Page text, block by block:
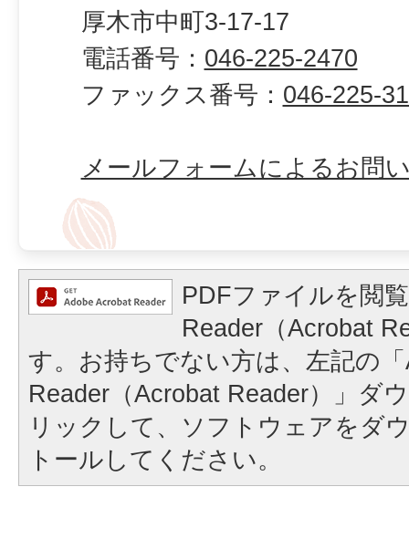
厚木市中町3-17-17
電話番号： 046-225-2470
ファックス番号： 046-225-
メールフォームによるお問
PDFファイルを閲
Reader（Acrobat
す。お持ちでない方は、左記の
Reader（Acrobat Reader）」ダ
リックして、ソフトウェアをダ
トールしてください。